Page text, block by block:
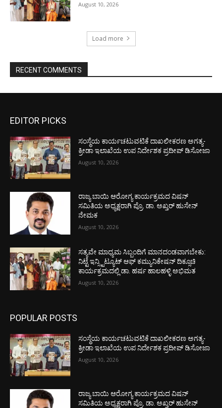
August 10, 2026
Load more
RECENT COMMENTS
EDITOR PICKS
ಸಂಸ್ಥೆಯ ಕಾರ್ಯಚಟುವಟಿಕೆ ದಾಖಲೀಕರಣ ಅಗತ್ಯ-
ಕ್ರೀಡಾ ಇಲಾಖೆಯ ಉಪ ನಿರ್ದೇಶಕ ಪ್ರದೀಪ್ ಡಿಸೋಜಾ
August 10, 2026
ರಾಜ್ಯ ಬಾಯಿ ಆರೋಗ್ಯ ಕಾರ್ಯಕ್ರಮದ ವಿಷನ್
ಸಮಿತಿಯ ಅಧ್ಯಕ್ಷರಾಗಿ ಪ್ರೊ. ಡಾ. ಅಖ್ತರ್ ಹುಸೇನ್
ನೇಮಕ
August 10, 2026
ಸತ್ಯವೇ ಮಾಧ್ಯಮ ಸಿಬ್ಬಂದಿಗೆ ಮಾನದಂಡವಾಗಬೇಕು:
ನಿಟ್ಟೆ ಇನ್ಸ್ಟಿಟ್ಯೂಟ್ ಆಫ್ ಕಮ್ಯುನಿಕೇಷನ್ ದಿಕ್ಸೂಚಿ
ಕಾರ್ಯಕ್ರಮದಲ್ಲಿ ಡಾ. ಹರ್ಷ ಹಾಲಹಳ್ಳಿ ಅಭಿಮತ
August 10, 2026
POPULAR POSTS
ಸಂಸ್ಥೆಯ ಕಾರ್ಯಚಟುವಟಿಕೆ ದಾಖಲೀಕರಣ ಅಗತ್ಯ-
ಕ್ರೀಡಾ ಇಲಾಖೆಯ ಉಪ ನಿರ್ದೇಶಕ ಪ್ರದೀಪ್ ಡಿಸೋಜಾ
August 10, 2026
ರಾಜ್ಯ ಬಾಯಿ ಆರೋಗ್ಯ ಕಾರ್ಯಕ್ರಮದ ವಿಷನ್
ಸಮಿತಿಯ ಅಧ್ಯಕ್ಷರಾಗಿ ಪ್ರೊ. ಡಾ. ಅಖ್ತರ್ ಹುಸೇನ್